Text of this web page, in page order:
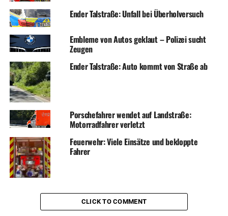
Ender Talstraße: Unfall bei Überholversuch
Embleme von Autos geklaut – Polizei sucht
Zeugen
Ender Talstraße: Auto kommt von Straße ab
Porschefahrer wendet auf Landstraße:
Motorradfahrer verletzt
Feuerwehr: Viele Einsätze und bekloppte
Fahrer
CLICK TO COMMENT